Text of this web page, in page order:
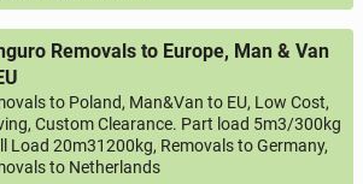
Removals to Europe, Man & Van
to Poland, Man&Van to EU, Low Cost,
Custom Clearance. Part load 5m3/300kg
Load 20m31200kg, Removals to Germany,
to Netherlands